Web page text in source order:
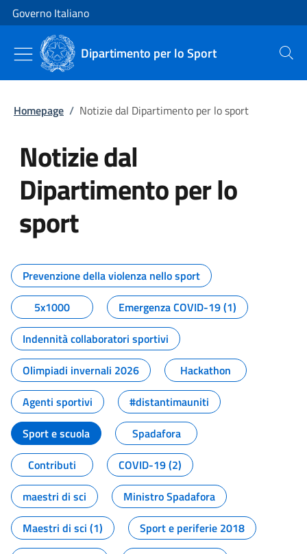
Vai al contenuto
Vai alla navigazione del sito
Governo Italiano
Dipartimento per lo Sport Cerca
Homepage / Notizie dal Dipartimento per lo sport
Notizie dal
Dipartimento per lo
sport
Tutti i contenuti della pagina
Prevenzione della violenza nello sport
5x1000
Emergenza COVID-19 (1)
Indennità collaboratori sportivi
Olimpiadi invernali 2026
Hackathon
Agenti sportivi
#distantimauniti
Sport e scuola
Spadafora
Contributi
COVID-19 (2)
maestri di sci
Ministro Spadafora
Maestri di sci (1)
Sport e periferie 2018